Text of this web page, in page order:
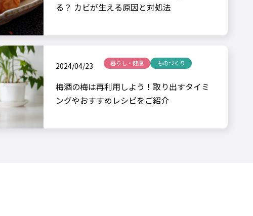
る？ カビが生える原因と対処法
2024/04/23 暮らし・健康 ものづくり
梅酒の梅は再利用しよう！取り出すタイミ
ングやおすすめレシピをご紹介